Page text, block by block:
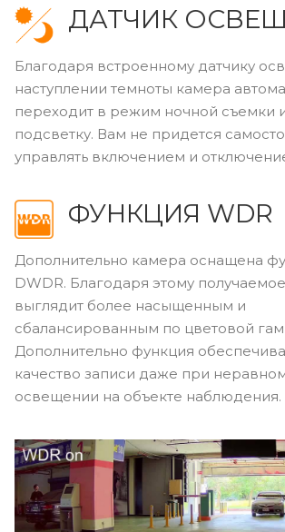
ДАТЧИК
Благодаря встроенному датчику
наступлении темноты камера
переходит в режим ночной съемки
подсветку. Вам не придется
управлять включением и
ФУНКЦИЯ WDR
Дополнительно камера оснащена
DWDR. Благодаря этому
выглядит более насыщенным и
сбалансированным по цветовой
Дополнительно функция
качество записи даже при
освещении на объекте наблюдения.